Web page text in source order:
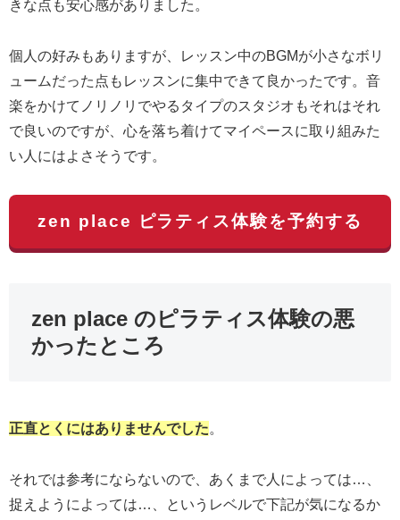
きな点も安心感がありました。
個人の好みもありますが、レッスン中のBGMが小さなボリ
ュームだった点もレッスンに集中できて良かったです。音
楽をかけてノリノリでやるタイプのスタジオもそれはそれ
で良いのですが、心を落ち着けてマイペースに取り組みた
い人にはよさそうです。
zen place ピラティス体験を予約する
zen place のピラティス体験の悪
かったところ
正直とくにはありませんでした。
それでは参考にならないので、あくまで人によっては…、
捉えようによっては…、というレベルで下記が気になるか